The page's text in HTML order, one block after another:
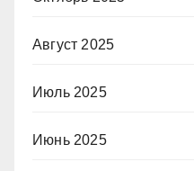
Август 2025
Июль 2025
Июнь 2025